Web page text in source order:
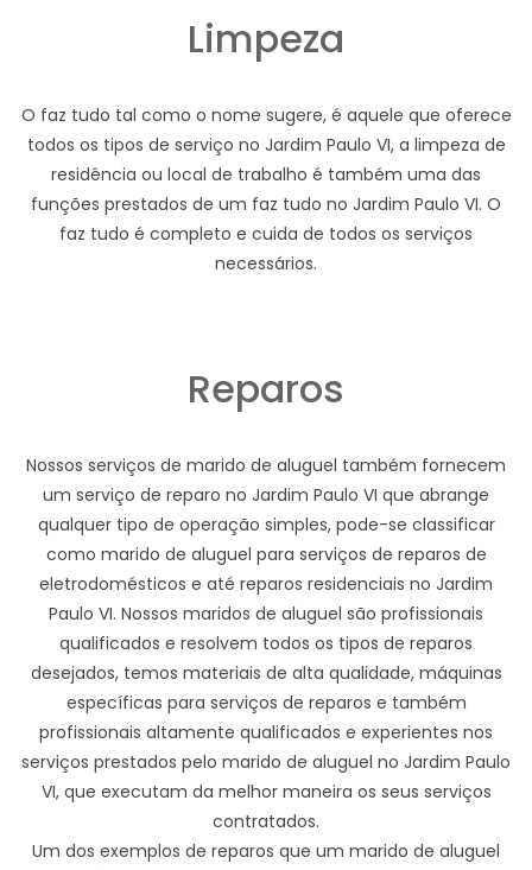
Limpeza
O faz tudo tal como o nome sugere, é aquele que oferece
todos os tipos de serviço no Jardim Paulo VI, a limpeza de
residência ou local de trabalho é também uma das
funções prestados de um faz tudo no Jardim Paulo VI. O
faz tudo é completo e cuida de todos os serviços
necessários.
Reparos
Nossos serviços de marido de aluguel também fornecem
um serviço de reparo no Jardim Paulo VI que abrange
qualquer tipo de operação simples, pode-se classificar
como marido de aluguel para serviços de reparos de
eletrodomésticos e até reparos residenciais no Jardim
Paulo VI. Nossos maridos de aluguel são profissionais
qualificados e resolvem todos os tipos de reparos
desejados, temos materiais de alta qualidade, máquinas
específicas para serviços de reparos e também
profissionais altamente qualificados e experientes nos
serviços prestados pelo marido de aluguel no Jardim Paulo
VI, que executam da melhor maneira os seus serviços
contratados.
Um dos exemplos de reparos que um marido de aluguel